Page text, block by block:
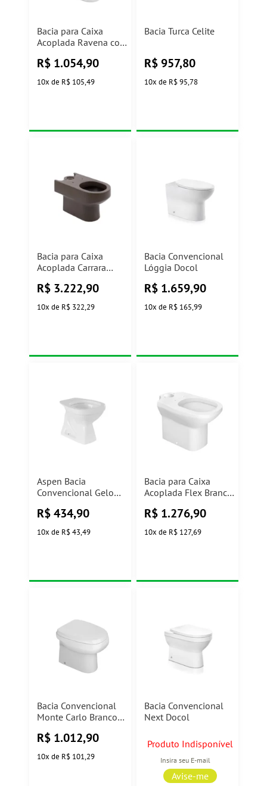
Bacia para Caixa
Acoplada Ravena com
Branco Gelo
P.900.17Deca
R$ 1.054,90
10x de R$ 105,49
Bacia Turca Celite
R$ 957,80
10x de R$ 95,78
Bacia para Caixa
Acoplada Carrara
R$ 3.222,90
10x de R$ 322,29
Bacia Convencional
Lóggia Docol
R$ 1.659,90
10x de R$ 165,99
Aspen Bacia
Convencional Gelo
R$ 434,90
10x de R$ 43,49
Bacia para Caixa
Acoplada Flex Branco
R$ 1.276,90
10x de R$ 127,69
Bacia Convencional
Monte Carlo Branco
R$ 1.012,90
10x de R$ 101,29
Bacia Convencional
Next Docol
Produto Indisponível